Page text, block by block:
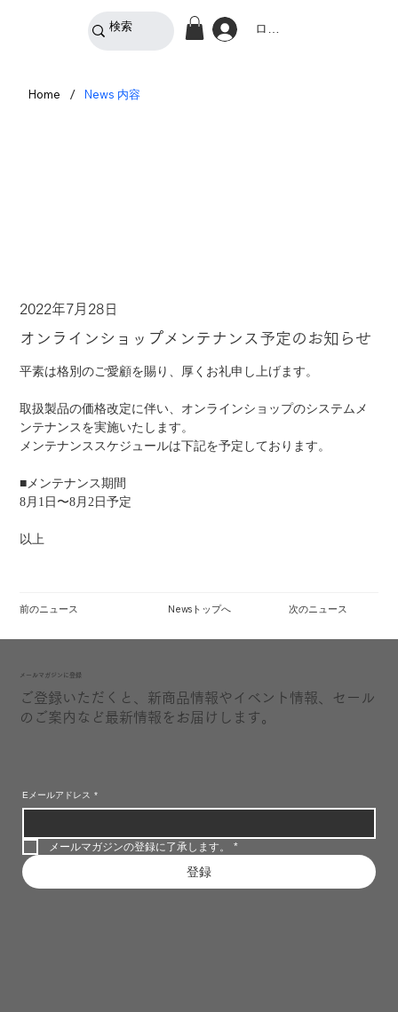
ログイン
Home / News 内容
2022年7月28日
オンラインショップメンテナンス予定のお知らせ
平素は格別のご愛顧を賜り、厚くお礼申し上げます。
取扱製品の価格改定に伴い、オンラインショップのシステムメ
ンテナンスを実施いたします。
メンテナンススケジュールは下記を予定しております。
■メンテナンス期間
8月1日〜8月2日予定
以上
前のニュース Newsトップへ 次のニュース
​メールマガジンに登録
ご登録いただくと、新商品情報やイベント情報、セール
のご案内など最新情報をお届けします。
Eメールアドレス *
メールマガジンの登録に了承します。 *
登録